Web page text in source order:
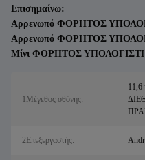
Επισημαίνω:
Αρρενωπό ΦΟΡΗΤΟΣ
Αρρενωπό ΦΟΡΗΤΟΣ
Μίνι ΦΟΡΗΤΟΣ
1Μέγεθος οθόνης:
11,6
2Επεξεργαστής: